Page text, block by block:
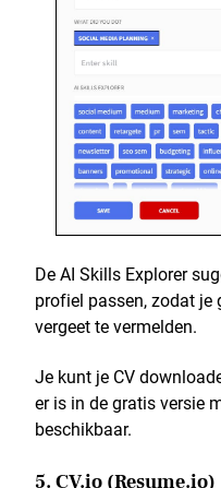
De AI Skills Explorer
profiel passen, zodat je
vergeet te vermelden.
Je kunt je CV
er is in de gratis versie
beschikbaar.
5. CV.io (Resume.io)